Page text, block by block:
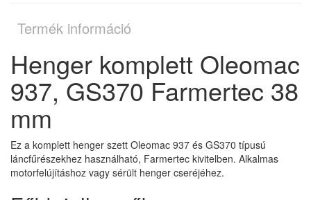
Termék információ
Henger komplett Oleomac
937, GS370 Farmertec 38
mm
Ez a komplett henger szett Oleomac 937 és GS370 típusú
láncfűrészekhez használható, Farmertec kivitelben. Alkalmas
motorfelújításhoz vagy sérült henger cseréjéhez.